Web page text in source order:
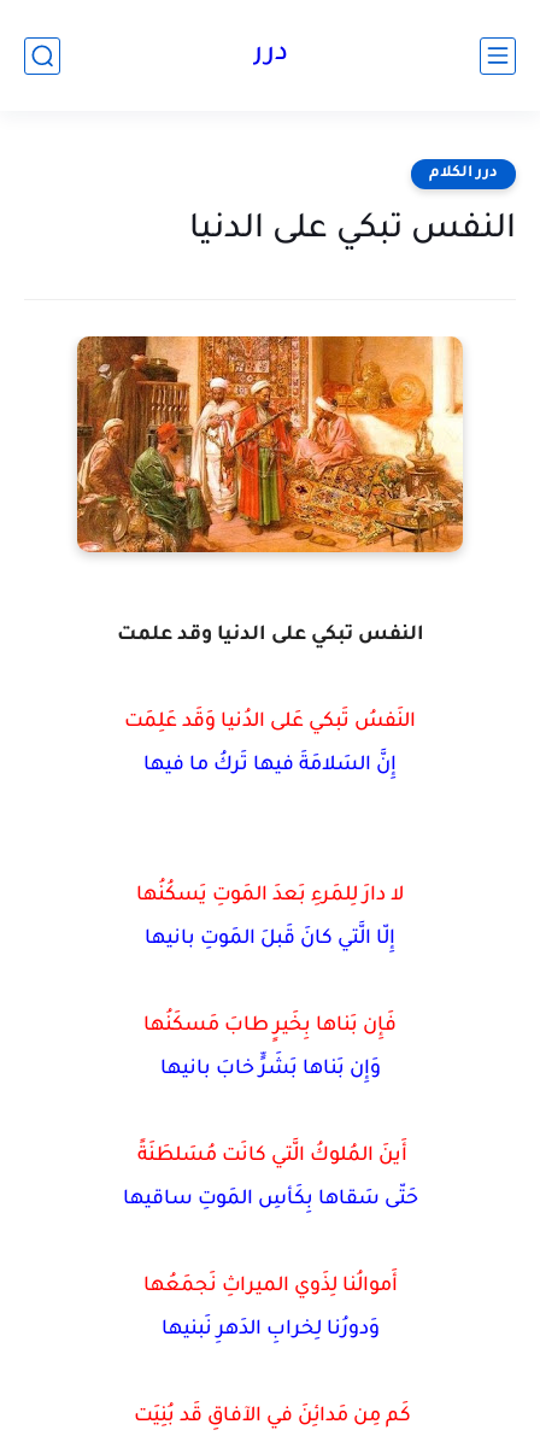
درر
درر الكلام
النفس تبكي على الدنيا
النفس تبكي على الدنيا وقد علمت
النَفسُ تَبكي عَلى الدُنيا وَقَد عَلِمَت
إِنَّ السَلامَةَ فيها تَركُ ما فيها
لا دارَ لِلمَرءِ بَعدَ المَوتِ يَسكُنُها
إِلّا الَّتي كانَ قَبلَ المَوتِ بانيها
فَإِن بَناها بِخَيرٍ طابَ مَسكَنُها
وَإِن بَناها بَشَرٍّ خابَ بانيها
أَينَ المُلوكُ الَّتي كانَت مُسَلطَنَةً
حَتّى سَقاها بِكَأسِ المَوتِ ساقيها
أَموالُنا لِذَوي الميراثِ نَجمَعُها
وَدورُنا لِخرابِ الدَهرِ نَبنيها
كَم مِن مَدائِنَ في الآفاقِ قَد بُنِيَت